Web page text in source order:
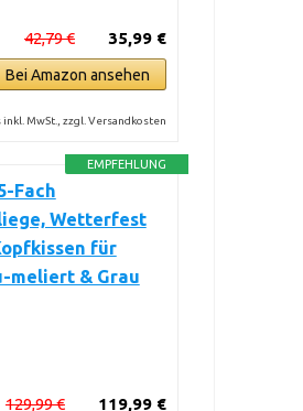
35,99 €
42,79 €
Bei Amazon ansehen
inkl. MwSt., zzgl. Versandkosten
EMPFEHLUNG
Fach
Wetterfest
für
meliert & Grau
119,99 €
129,99 €